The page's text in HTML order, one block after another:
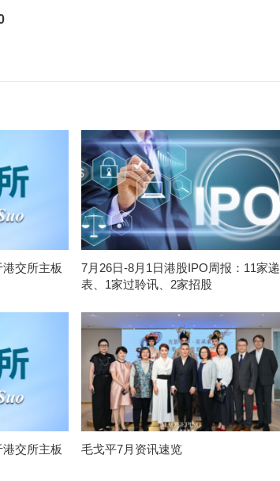
交所主板
7月26日-8月1日港股IPO周报：11家递
表、1家过聆讯、2家招股
交所主板
毛戈平7月资讯速览